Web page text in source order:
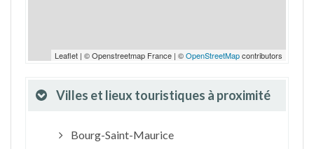
Leaflet | © Openstreetmap France | ©OpenStreetMapcontributors
Villes et lieux touristiques à proximité
Bourg-Saint-Maurice